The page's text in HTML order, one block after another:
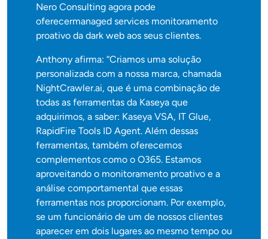
Nero Consulting agora pode
oferecermanaged services monitoramento
proativo da dark web aos seus clientes.
Anthony afirma: “Criamos uma solução
personalizada com a nossa marca, chamada
NightCrawler.ai, que é uma combinação de
todas as ferramentas da Kaseya que
adquirimos, a saber: Kaseya VSA, IT Glue,
RapidFire Tools ID Agent. Além dessas
ferramentas, também oferecemos
complementos como o O365. Estamos
aproveitando o monitoramento proativo e a
análise comportamental que essas
ferramentas nos proporcionam. Por exemplo,
se um funcionário de um de nossos clientes
aparecer em dois lugares ao mesmo tempo ou